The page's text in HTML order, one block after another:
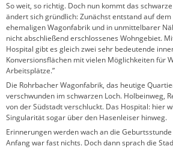
So weit, so richtig. Doch nun kommt das schwarze
ändert sich gründlich: Zunächst entstand auf
ehemaligen Wagonfabrik und in unmittelbarer
nicht abschließend erschlossenes Wohngebiet.
Hospital gibt es gleich zwei sehr bedeutende
Konversionsflächen mit vielen Möglichkeiten für
Arbeitsplätze.”
Die Rohrbacher Wagonfabrik, das heutige
verschwunden im schwarzen Loch. Holbeinweg,
von der Südstadt verschluckt. Das Hospital: hier
Singularität sogar über den Hasenleiser hinweg.
Erinnerungen werden wach an die
Anfang war fast nichts. Doch dann sprach die